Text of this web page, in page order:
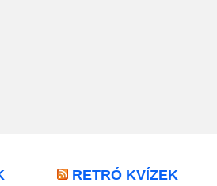
RETRÓ KVÍZEK